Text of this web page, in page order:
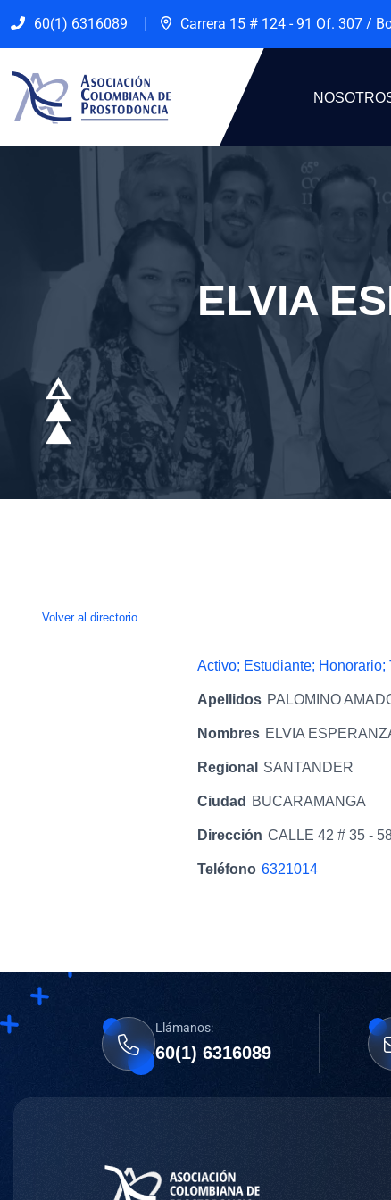
60(1) 6316089 Carrera 15 # 124 - 91 Of. 307 /
ELVIA
Volver al directorio
Activo; Estudiante; Honorario;
Apellidos PALOMINO
Nombres ELVIA
Regional SANTANDER
Ciudad BUCARAMANGA
Dirección CALLE 42 # 35 -
Teléfono 6321014
Llámanos:
60(1) 6316089